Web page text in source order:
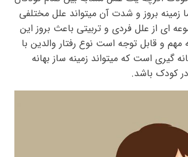
زمینه بروز و شدت آن میتواند علل مختلفی
ای از علل فردی و تربیتی باعث بروز این
مهم و قابل توجه است نوع رفتار والدین با
گیری است که میتواند زمینه ساز بهانه
کودک باشد.